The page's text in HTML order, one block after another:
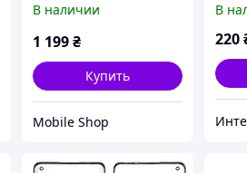
стеклом камеры)
В наличии
1 199₴
Купить
Mobile Shop
В
220